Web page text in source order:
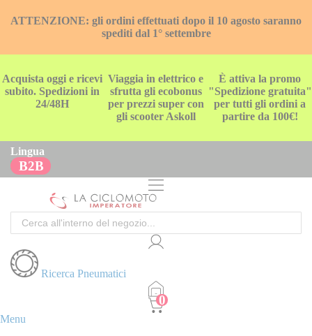
ATTENZIONE: gli ordini effettuati dopo il 10 agosto saranno
spediti dal 1° settembre
Acquista oggi e ricevi
subito. Spedizioni in
24/48H
Viaggia in elettrico e
sfrutta gli ecobonus
per prezzi super con
gli scooter Askoll
È attiva la promo
"Spedizione gratuita"
per tutti gli ordini a
partire da 100€!
Lingua
B2B
Cerca
Ricerca Pneumatici
Menu